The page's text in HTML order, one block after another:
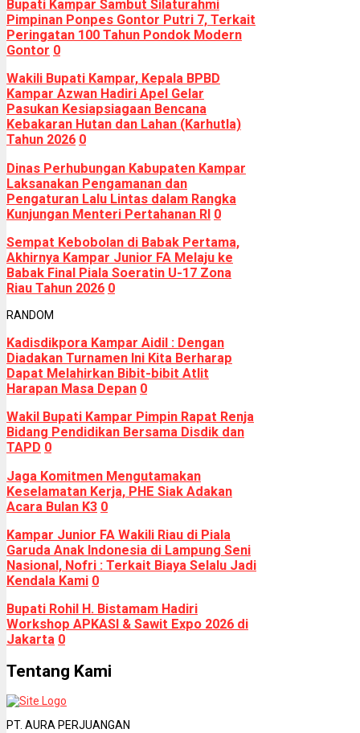
Bupati Kampar Sambut Silaturahmi
Pimpinan Ponpes Gontor Putri 7, Terkait
Peringatan 100 Tahun Pondok Modern
Gontor 0
Wakili Bupati Kampar, Kepala BPBD
Kampar Azwan Hadiri Apel Gelar
Pasukan Kesiapsiagaan Bencana
Kebakaran Hutan dan Lahan (Karhutla)
Tahun 2026 0
Dinas Perhubungan Kabupaten Kampar
Laksanakan Pengamanan dan
Pengaturan Lalu Lintas dalam Rangka
Kunjungan Menteri Pertahanan RI 0
Sempat Kebobolan di Babak Pertama,
Akhirnya Kampar Junior FA Melaju ke
Babak Final Piala Soeratin U-17 Zona
Riau Tahun 2026 0
RANDOM
Kadisdikpora Kampar Aidil : Dengan
Diadakan Turnamen Ini Kita Berharap
Dapat Melahirkan Bibit-bibit Atlit
Harapan Masa Depan 0
Wakil Bupati Kampar Pimpin Rapat Renja
Bidang Pendidikan Bersama Disdik dan
TAPD 0
Jaga Komitmen Mengutamakan
Keselamatan Kerja, PHE Siak Adakan
Acara Bulan K3 0
Kampar Junior FA Wakili Riau di Piala
Garuda Anak Indonesia di Lampung Seni
Nasional, Nofri : Terkait Biaya Selalu Jadi
Kendala Kami 0
Bupati Rohil H. Bistamam Hadiri
Workshop APKASI & Sawit Expo 2026 di
Jakarta 0
Tentang Kami
PT. AURA PERJUANGAN